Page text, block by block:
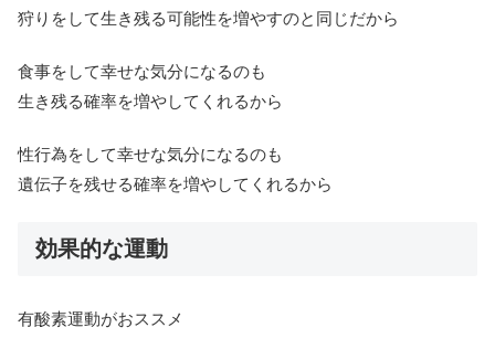
狩りをして生き残る可能性を増やすのと同じだから
食事をして幸せな気分になるのも
生き残る確率を増やしてくれるから
性行為をして幸せな気分になるのも
遺伝子を残せる確率を増やしてくれるから
効果的な運動
有酸素運動がおススメ